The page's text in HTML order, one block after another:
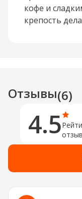
слишком
десертами,
кофе и
крепость
Отзывы(6)
4.5